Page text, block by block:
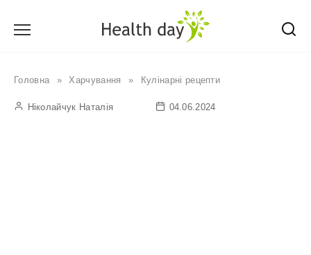
Головна » Харчування » Кулінарні рецепти
Ніколайчук Наталія 04.06.2024